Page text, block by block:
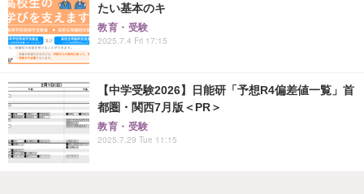
たい基本のキ
教育・受験
2025.7.4 Fri 17:15
【中学受験2026】日能研「予想R4偏差値一覧」首
都圏・関西7月版＜PR＞
教育・受験
2025.7.29 Tue 11:15